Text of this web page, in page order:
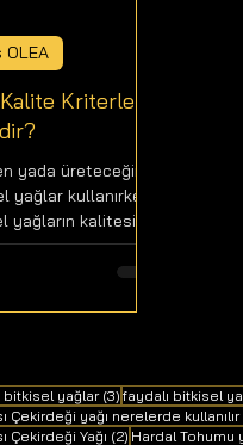
Kriterleri
yada üreteceğimiz
kullanırken;
yağların kalitesini...
bitkisel yağlar (3) 3 yazı
faydalı bitkisel
Çekirdeği yağı nerelerde kullanılır
Çekirdeği Yağı (2) 2 yazı
Hardal Tohumu